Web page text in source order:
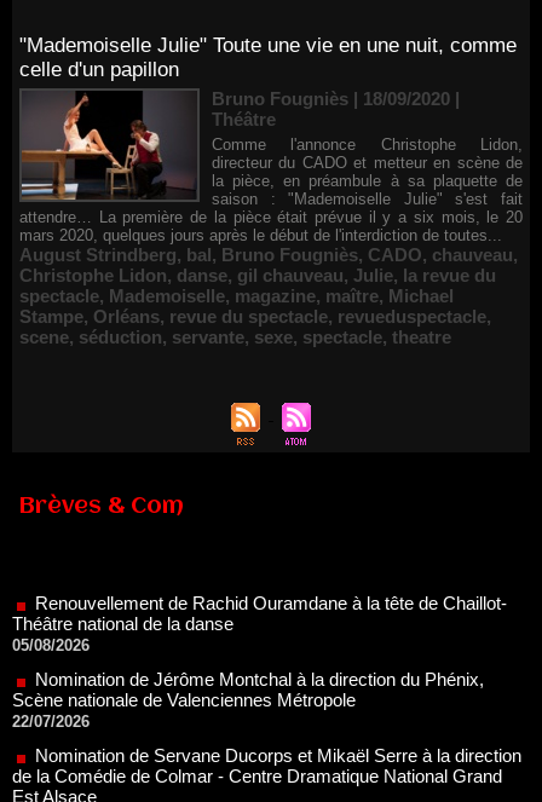
"Mademoiselle Julie" Toute une vie en une nuit, comme
celle d'un papillon
Bruno Fougniès | 18/09/2020 |
Théâtre
Comme l'annonce Christophe Lidon,
directeur du CADO et metteur en scène de
la pièce, en préambule à sa plaquette de
saison : "Mademoiselle Julie" s'est fait
attendre… La première de la pièce était prévue il y a six mois, le 20
mars 2020, quelques jours après le début de l'interdiction de toutes...
August Strindberg, bal, Bruno Fougniès, CADO, chauveau,
Christophe Lidon, danse, gil chauveau, Julie, la revue du
spectacle, Mademoiselle, magazine, maître, Michael
Stampe, Orléans, revue du spectacle, revueduspectacle,
scene, séduction, servante, sexe, spectacle, theatre
Brèves & Com
05/08/2026
Nomination de Jérôme Montchal à la direction du Phénix,
Scène nationale de Valenciennes Métropole
22/07/2026
Nomination de Servane Ducorps et Mikaël Serre à la direction
de la Comédie de Colmar - Centre Dramatique National Grand
Est Alsace
07/07/2026